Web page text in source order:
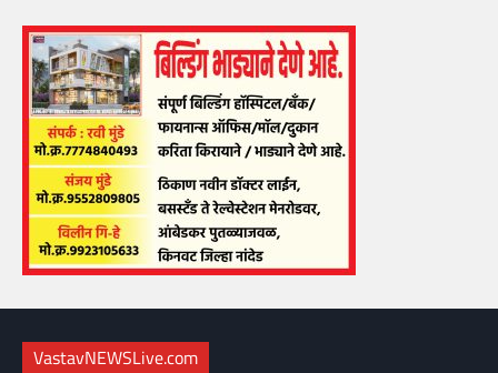
VastavNEWSLive.com